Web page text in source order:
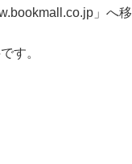
」へ移
す。